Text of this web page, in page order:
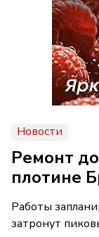
Новости
Ремонт
плотине
Работы
затронут